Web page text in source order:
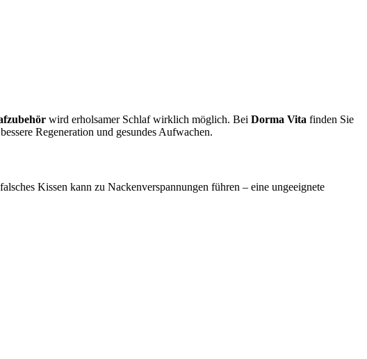
wird erholsamer Schlaf wirklich möglich. Bei Dorma Vita finden Sie
Regeneration und gesundes Aufwachen.
Kissen kann zu Nackenverspannungen führen – eine ungeeignete